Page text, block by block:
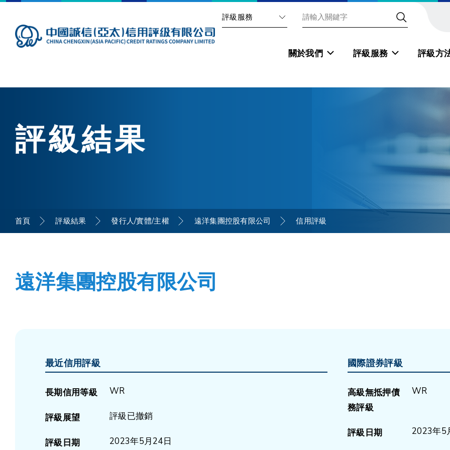
評級服務
關於我們 評級服務 評級方
評級結果
首頁 評級結果 發行人/實體/主權 遠洋集團控股有限公司 信用評級
遠洋集團控股有限公司
最近信用評級
長期信用等級 WR
評級展望 評級已撤銷
評級日期 2023年5月24日
國際證券評級
高級無抵押債
務評級
WR
評級日期 2023年5